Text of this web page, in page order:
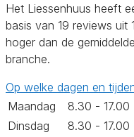
Het Liessenhuus heeft
basis van 19 reviews uit
hoger dan de
branche.
Op welke dagen en
Maandag
8.30 - 17.00
Dinsdag
8.30 - 17.00